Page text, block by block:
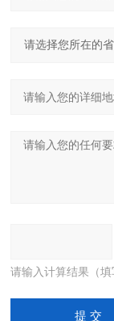
请输入计算结果（